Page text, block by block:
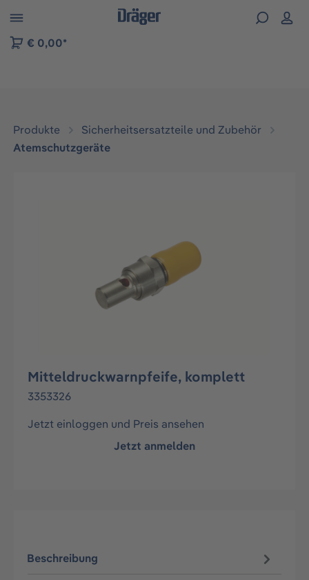
der B2B-Plattform springen
€ 0,00*
Produkte
Sicherheitsersatzteile und Zubehör
Atemschutzgeräte
Mitteldruckwarnpfeife, komplett
3353326
Jetzt einloggen und Preis ansehen
Jetzt anmelden
Beschreibung